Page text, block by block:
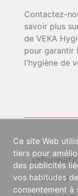
Contactez-
savoir plus
de VEKA
pour garantir
l'hygiène de
Horaires
Ce site Web
tiers pour
des publicités
vos habitudes
consentement à